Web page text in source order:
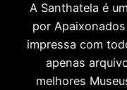
A Santhatela é
por
impressa com
apenas
melhores